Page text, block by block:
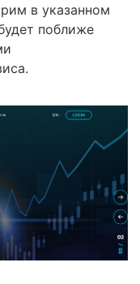
в указанном
поближе